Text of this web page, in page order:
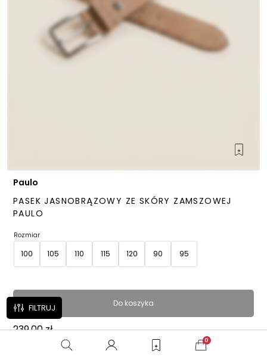
FILTRUJ
Paulo
PASEK JASNOBRĄZOWY ZE SKÓRY ZAMSZOWEJ
PAULO
Rozmiar
100 105 110 115 120 90 95
Do koszyka
239,00zł
0